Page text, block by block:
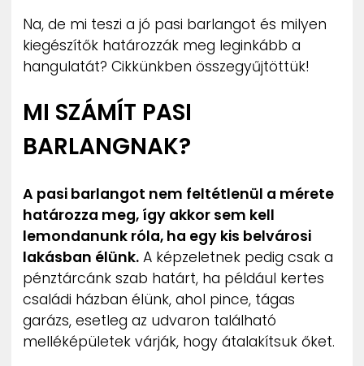
Na, de mi teszi a jó pasi barlangot és milyen
kiegészítők határozzák meg leginkább a
hangulatát? Cikkünkben összegyűjtöttük!
MI SZÁMÍT PASI
BARLANGNAK?
A pasi barlangot nem feltétlenül a mérete
határozza meg, így akkor sem kell
lemondanunk róla, ha egy kis belvárosi
lakásban élünk. A képzeletnek pedig csak a
pénztárcánk szab határt, ha például kertes
családi házban élünk, ahol pince, tágas
garázs, esetleg az udvaron található
melléképületek várják, hogy átalakítsuk őket.